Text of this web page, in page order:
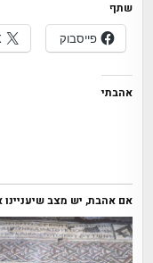
שתף
פייסבוק
אהבתי
אם אהבת, יש מצב